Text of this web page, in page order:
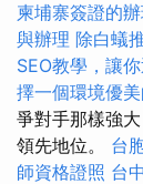
柬埔寨簽證的
與辦理 除白蟻
SEO教學，讓
擇一個環境優
爭對手那樣強
領先地位。 台
師資格證照 台